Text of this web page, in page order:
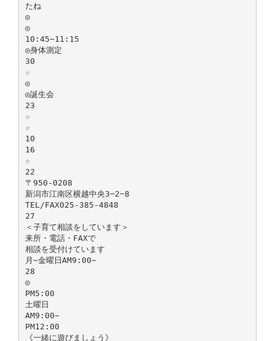
たね
◎
◎
10:45∼11:15
◎身体測定
30
☆
◎
◎誕生会
23
☆
☆
10
16
☆
22
〒950-0208
新潟市江南区横越中央3−2−8
TEL/FAX025-385‐4848
27
＜子育て相談をしています＞
来所・電話・FAXで
相談を受付けています
月∼金曜日AM9:00∼
28
◎
PM5:00
土曜日
AM9:00∼
PM12:00
《一緒に遊びましょう》